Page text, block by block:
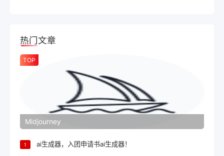
热门文章
TOP
Midjourney
1 ai生成器，入团申请书ai生成器！